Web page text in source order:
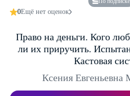
0Ещё нет оценок
Право на деньги. Кого
ли их приручить.
Кастовая
Ксения Евгеньевна